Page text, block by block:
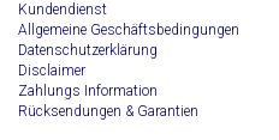
Kundendienst
Allgemeine Geschäftsbedingungen
Datenschutzerklärung
Disclaimer
Zahlungs Information
Rücksendungen & Garantien